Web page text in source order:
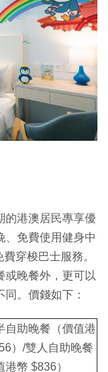
的港澳居民專享優
、免費使用健身中
穿梭巴士服務。
或晚餐外，更可以
。價錢如下：
自助晚餐（價值港
）/雙人自助晚餐
港幣 $836）